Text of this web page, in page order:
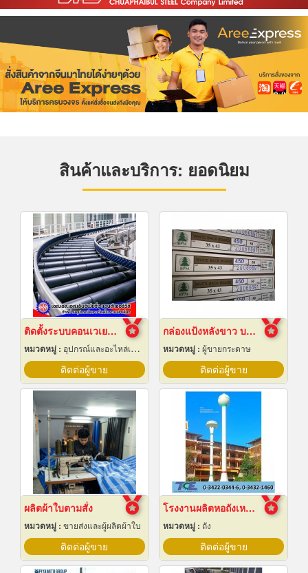
สินค้าและบริการ: ยอดนิยม
ติดตั้งระบบคอนเวเยอร์ (conveyor)
หมวดหมู่ : อุปกรณ์และอะไหล่เครื่องลำเลียงวัสดุ
ติดต่อผู้ขาย
กล่องแป้งหลังขาว บางเลนเกรดA(BL-Aหลังขาว)
หมวดหมู่ : ผู้ขายกระดาษ
ติดต่อผู้ขาย
ผลิตผ้าใบตามสั่ง
หมวดหมู่ : ขายส่งและผู้ผลิตผ้าใบ
ติดต่อผู้ขาย
โรงงานผลิตหอถังเหล็กเก็บน้ำ
หมวดหมู่ : ถัง
ติดต่อผู้ขาย